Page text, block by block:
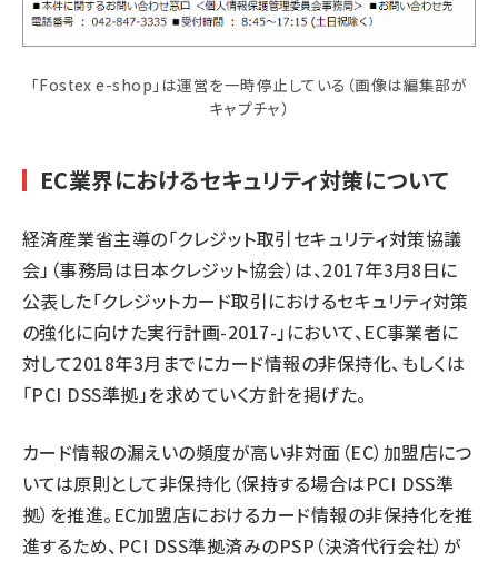
「Fostex e-shop」は運営を一時停止している（画像は編集部が
キャプチャ）
EC業界におけるセキュリティ対策について
経済産業省主導の「クレジット取引セキュリティ対策協議
会」（事務局は日本クレジット協会）は、2017年3月8日に
公表した「クレジットカード取引におけるセキュリティ対策
の強化に向けた実行計画-2017-」において、EC事業者に
対して2018年3月までにカード情報の非保持化、もしくは
「PCI DSS準拠」を求めていく方針を掲げた。
カード情報の漏えいの頻度が高い非対面（EC）加盟店につ
いては原則として非保持化（保持する場合はPCI DSS準
拠）を推進。EC加盟店におけるカード情報の非保持化を推
進するため、PCI DSS準拠済みのPSP（決済代行会社）が